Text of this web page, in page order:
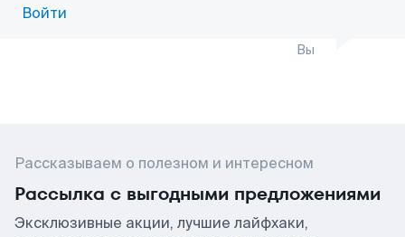
Войти
Вы
Рассказываем о полезном и интересном
Рассылка с выгодными предложениями
Эксклюзивные акции, лучшие лайфхаки,